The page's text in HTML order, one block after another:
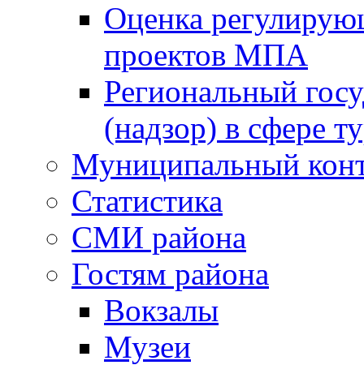
Оценка
проектов МПА
Региональный
(надзор) в сфере
Муниципальный
Статистика
СМИ района
Гостям района
Вокзалы
Музеи